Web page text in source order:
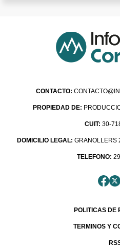
CONTACTO:
PROPIEDAD DE:
CUIT: 30-
DOMICILIO LEGAL: GRANOLLERS
TELEFONO:
POLITICAS DE
TERMINOS Y